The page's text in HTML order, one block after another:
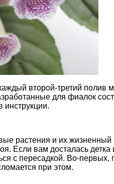
второй-третий
для фиалок
инструкции.
растения и их
Если вам досталась
с пересадкой. Во-
при этом.